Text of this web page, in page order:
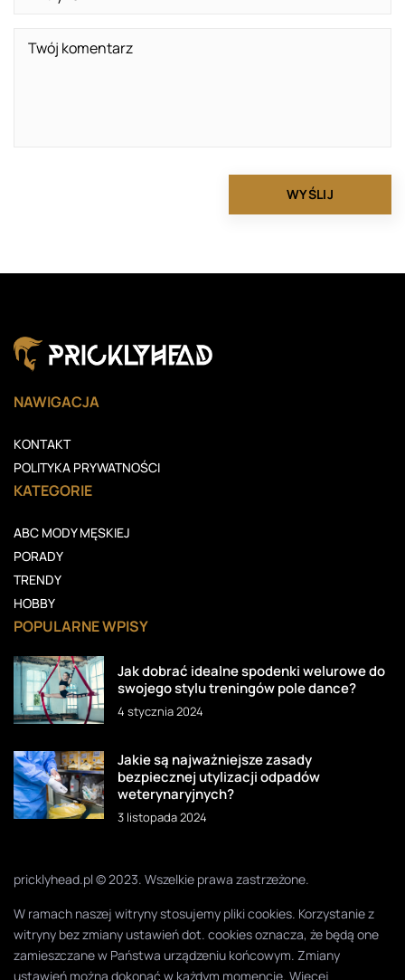
NAWIGACJA
KONTAKT
POLITYKA PRYWATNOŚCI
KATEGORIE
ABC MODY MĘSKIEJ
PORADY
TRENDY
HOBBY
POPULARNE WPISY
Jak dobrać idealne spodenki welurowe do
swojego stylu treningów pole dance?
4 stycznia 2024
Jakie są najważniejsze zasady
bezpiecznej utylizacji odpadów
weterynaryjnych?
3 listopada 2024
pricklyhead.pl © 2023. Wszelkie prawa zastrzeżone.
W ramach naszej witryny stosujemy pliki cookies. Korzystanie z
witryny bez zmiany ustawień dot. cookies oznacza, że będą one
zamieszczane w Państwa urządzeniu końcowym. Zmiany
ustawień można dokonać w każdym momencie. Więcej